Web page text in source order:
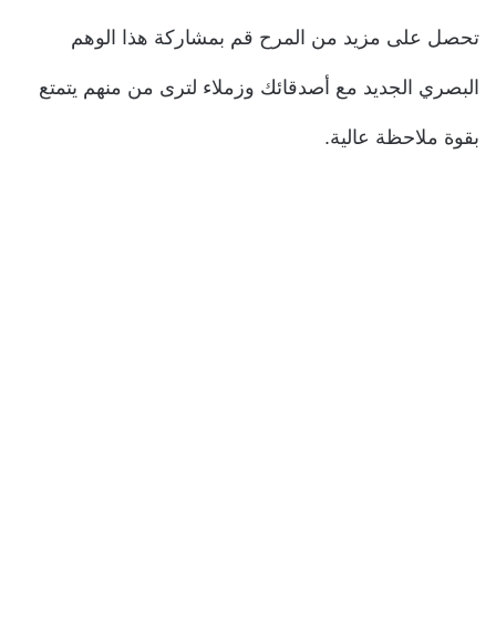
تحصل على مزيد من المرح قم بمشاركة هذا الوهم
البصري الجديد مع أصدقائك وزملاء لترى من منهم يتمتع
بقوة ملاحظة عالية.